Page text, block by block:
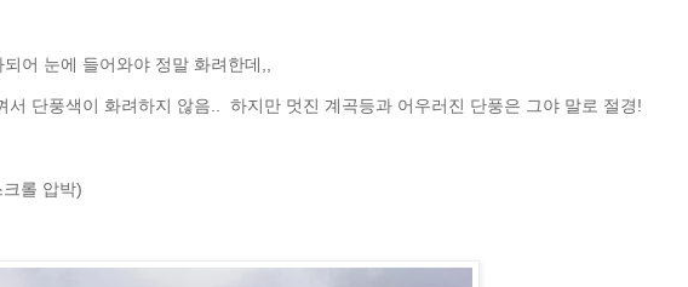
어 눈에 들어와야 정말 화려한데,,
서 단풍색이 화려하지 않음.. 하지만 멋진 계곡등과 어우러진 단풍은 그야 말로 절경!
롤 압박)